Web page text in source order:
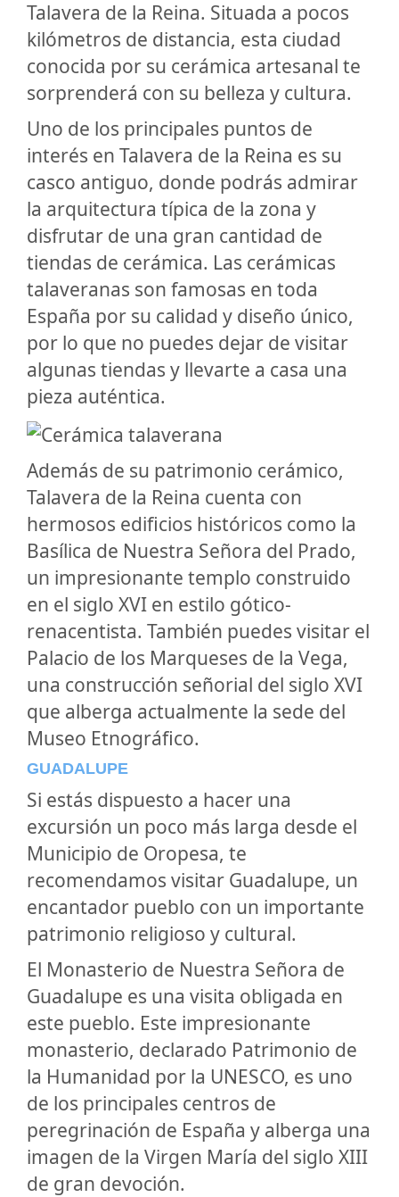
Talavera de la Reina. Situada a pocos
kilómetros de distancia, esta ciudad
conocida por su cerámica artesanal te
sorprenderá con su belleza y cultura.
Uno de los principales puntos de
interés en Talavera de la Reina es su
casco antiguo, donde podrás admirar
la arquitectura típica de la zona y
disfrutar de una gran cantidad de
tiendas de cerámica. Las cerámicas
talaveranas son famosas en toda
España por su calidad y diseño único,
por lo que no puedes dejar de visitar
algunas tiendas y llevarte a casa una
pieza auténtica.
Además de su patrimonio cerámico,
Talavera de la Reina cuenta con
hermosos edificios históricos como la
Basílica de Nuestra Señora del Prado,
un impresionante templo construido
en el siglo XVI en estilo gótico-
renacentista. También puedes visitar el
Palacio de los Marqueses de la Vega,
una construcción señorial del siglo XVI
que alberga actualmente la sede del
Museo Etnográfico.
GUADALUPE
Si estás dispuesto a hacer una
excursión un poco más larga desde el
Municipio de Oropesa, te
recomendamos visitar Guadalupe, un
encantador pueblo con un importante
patrimonio religioso y cultural.
El Monasterio de Nuestra Señora de
Guadalupe es una visita obligada en
este pueblo. Este impresionante
monasterio, declarado Patrimonio de
la Humanidad por la UNESCO, es uno
de los principales centros de
peregrinación de España y alberga una
imagen de la Virgen María del siglo XIII
de gran devoción.